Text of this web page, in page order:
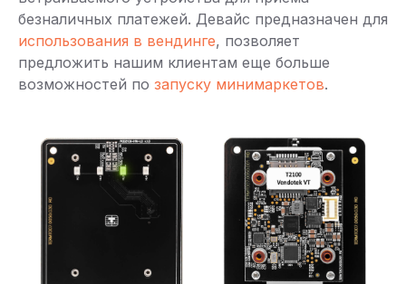
безналичных платежей. Девайс предназначен для
использования в вендинге, позволяет
предложить нашим клиентам еще больше
возможностей по запуску минимаркетов.